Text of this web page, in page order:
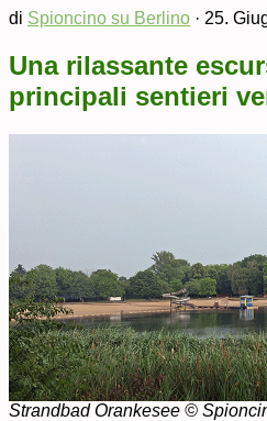
di Spioncino su Berlino · 25.
Una rilassante
principali sentieri
Strandbad Orankesee ©